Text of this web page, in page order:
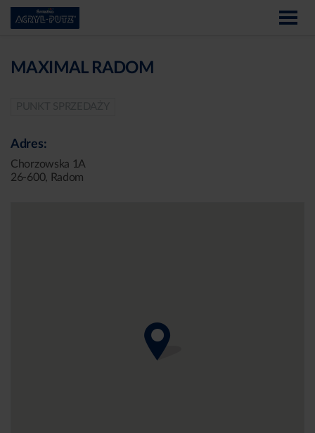
MAXIMAL RADOM
Adres:
Chorzowska 1A
26-600, Radom